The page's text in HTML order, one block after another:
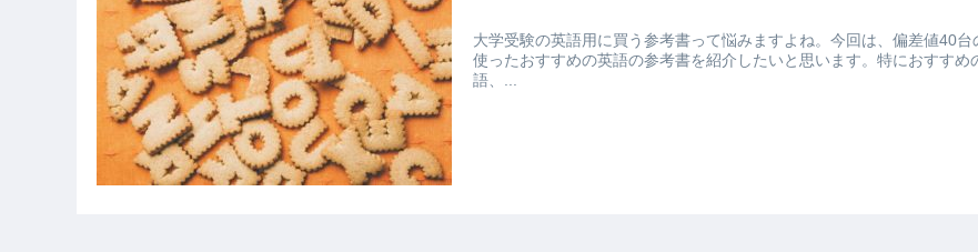
大学受験の英語用に買う参考書って悩みますよね。今回は、偏差値40
使ったおすすめの英語の参考書を紹介したいと思います。特におすす
語、...